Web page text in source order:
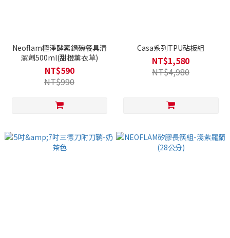
Neoflam極淨酵素鍋碗餐具清
潔劑500ml(甜橙薰衣草)
NT$590
NT$990
Casa系列TPU砧板組
NT$1,580
NT$4,980